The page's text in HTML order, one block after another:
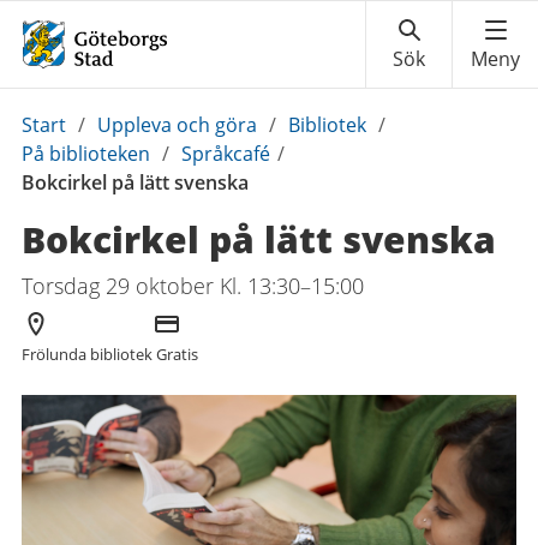
Du
är
här:
Start / Uppleva och göra / Bibliotek /
På biblioteken / Språkcafé /
Bokcirkel på lätt svenska
Bokcirkel på lätt svenska
Torsdag 29 oktober Kl. 13:30–15:00
Arrangör
Frölunda bibliotek
Kostnad
Gratis